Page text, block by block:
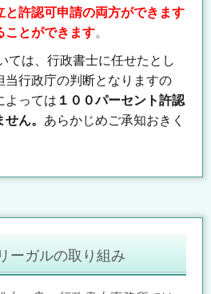
と許認可申請の両方ができ ます
ことができます。
は、行政書士に任せたとし
当行政庁の判断となりますの
よっては １００パーセント許認
せん。 あらかじめご承知おきく
ーガルの取り組み